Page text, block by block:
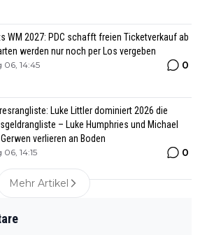
WM 2027: PDC schafft freien Ticketverkauf ab
werden nur noch per Los vergeben
06, 14:45 0
Luke Littler dominiert 2026 die
– Luke Humphries und Michael
verlieren an Boden
06, 14:15 0
Mehr Artikel